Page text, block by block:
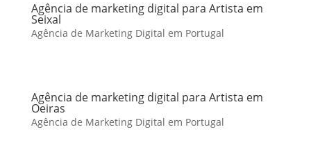
Agência de marketing digital para Artista em
Seixal
Agência de Marketing Digital em Portugal
Agência de marketing digital para Artista em
Oeiras
Agência de Marketing Digital em Portugal